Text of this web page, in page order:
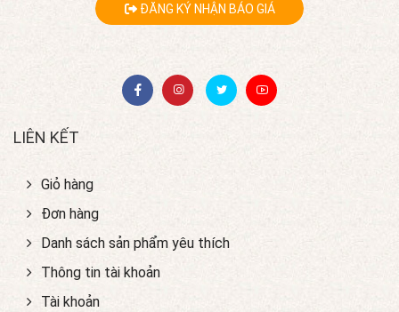
ĐĂNG KÝ NHẬN BÁO GIÁ
LIÊN KẾT
Giỏ hàng
Đơn hàng
Danh sách sản phẩm yêu thích
Thông tin tài khoản
Tài khoản